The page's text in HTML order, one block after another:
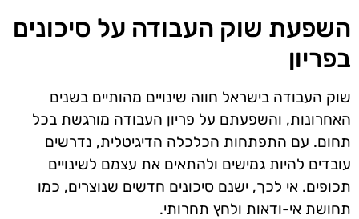
השפעת שוק העבודה על סיכונים
בפריון
שוק העבודה בישראל חווה שינויים מהותיים בשנים
האחרונות, והשפעתם על פריון העבודה מורגשת בכל
תחום. עם התפתחות הכלכלה הדיגיטלית, נדרשים
עובדים להיות גמישים ולהתאים את עצמם לשינויים
תכופים. אי לכך, ישנם סיכונים חדשים שנוצרים, כמו
תחושת אי-ודאות ולחץ תחרותי.